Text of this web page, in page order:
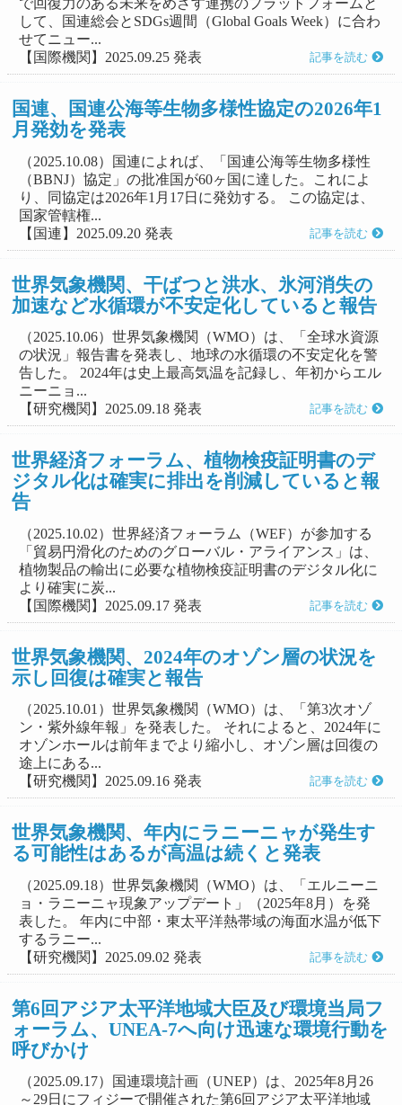
で回復力のある未来をめざす連携のプラットフォームと
して、国連総会とSDGs週間（Global Goals Week）に合わ
せてニュー...
【国際機関】2025.09.25 発表
記事を読む
国連、国連公海等生物多様性協定の2026年1
月発効を発表
（2025.10.08）国連によれば、「国連公海等生物多様性
（BBNJ）協定」の批准国が60ヶ国に達した。これによ
り、同協定は2026年1月17日に発効する。 この協定は、
国家管轄権...
【国連】2025.09.20 発表
記事を読む
世界気象機関、干ばつと洪水、氷河消失の
加速など水循環が不安定化していると報告
（2025.10.06）世界気象機関（WMO）は、「全球水資源
の状況」報告書を発表し、地球の水循環の不安定化を警
告した。 2024年は史上最高気温を記録し、年初からエル
ニーニョ...
【研究機関】2025.09.18 発表
記事を読む
世界経済フォーラム、植物検疫証明書のデ
ジタル化は確実に排出を削減していると報
告
（2025.10.02）世界経済フォーラム（WEF）が参加する
「貿易円滑化のためのグローバル・アライアンス」は、
植物製品の輸出に必要な植物検疫証明書のデジタル化に
より確実に炭...
【国際機関】2025.09.17 発表
記事を読む
世界気象機関、2024年のオゾン層の状況を
示し回復は確実と報告
（2025.10.01）世界気象機関（WMO）は、「第3次オゾ
ン・紫外線年報」を発表した。 それによると、2024年に
オゾンホールは前年までより縮小し、オゾン層は回復の
途上にある...
【研究機関】2025.09.16 発表
記事を読む
世界気象機関、年内にラニーニャが発生す
る可能性はあるが高温は続くと発表
（2025.09.18）世界気象機関（WMO）は、「エルニーニ
ョ・ラニーニャ現象アップデート」（2025年8月）を発
表した。 年内に中部・東太平洋熱帯域の海面水温が低下
するラニー...
【研究機関】2025.09.02 発表
記事を読む
第6回アジア太平洋地域大臣及び環境当局フ
ォーラム、UNEA-7へ向け迅速な環境行動を
呼びかけ
（2025.09.17）国連環境計画（UNEP）は、2025年8月26
～29日にフィジーで開催された第6回アジア太平洋地域